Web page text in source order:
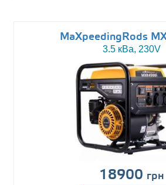
MaXpeedingRods
3.5 кВа, 230V
18900 грн